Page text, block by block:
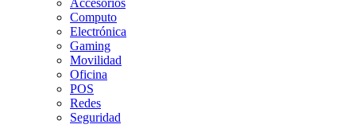
Accesorios
Computo
Electrónica
Gaming
Movilidad
Oficina
POS
Redes
Seguridad